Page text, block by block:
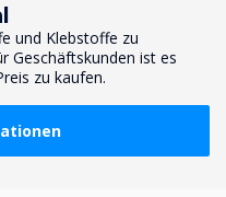
und Klebstoffe zu
Geschäftskunden ist es
zu kaufen.